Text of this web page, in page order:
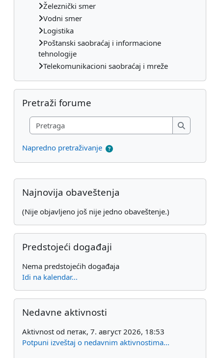
Železnički smer
Vodni smer
Logistika
Poštanski saobraćaj i informacione
tehnologije
Telekomunikacioni saobraćaj i mreže
Preskoči Pretraži forume
Pretraži forume
Pretraga
Pretraga
Napredno pretraživanje
Dodatni blokovi
Preskoči Najnovija obaveštenja
Najnovija obaveštenja
(Nije objavljeno još nije jedno obaveštenje.)
Preskoči Predstojeći događaji
Predstojeći događaji
Nema predstojećih događaja
Idi na kalendar...
Preskoči Nedavne aktivnosti
Nedavne aktivnosti
Aktivnost od петак, 7. август 2026, 18:53
Potpuni izveštaj o nedavnim aktivnostima...